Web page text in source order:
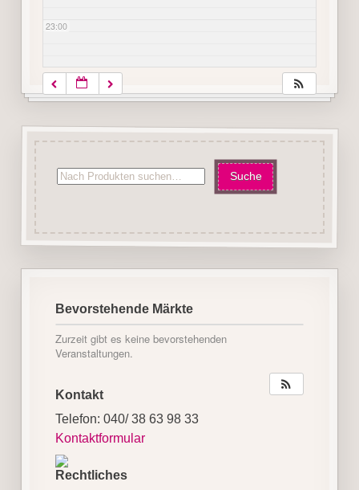
23:00
Bevorstehende Märkte
Zurzeit gibt es keine bevorstehenden
Veranstaltungen.
Kontakt
Telefon: 040/ 38 63 98 33
Kontaktformular
Rechtliches